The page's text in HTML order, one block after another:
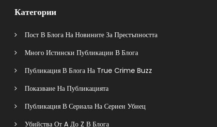
Категории
Пост В Блога На Новините За Престъпността
Много Истински Публикации В Блога
Публикация В Блога На True Crime Buzz
Показване На Публикацията
Публикация В Сериала На Сериен Убиец
Убийства От A До Z В Блога